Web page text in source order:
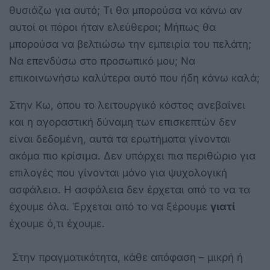
θυσιάζω για αυτό; Τι θα μπορούσα να κάνω αν
αυτοί οι πόροι ήταν ελεύθεροι; Μήπως θα
μπορούσα να βελτιώσω την εμπειρία του πελάτη;
Να επενδύσω στο προσωπικό μου; Να
επικοινωνήσω καλύτερα αυτό που ήδη κάνω καλά;
Στην Κω, όπου το λειτουργικό κόστος ανεβαίνει
και η αγοραστική δύναμη των επισκεπτών δεν
είναι δεδομένη, αυτά τα ερωτήματα γίνονται
ακόμα πιο κρίσιμα. Δεν υπάρχει πια περιθώριο για
επιλογές που γίνονται μόνο για ψυχολογική
ασφάλεια. Η ασφάλεια δεν έρχεται από το να τα
έχουμε όλα. Έρχεται από το να ξέρουμε γιατί
έχουμε ό,τι έχουμε.
Στην πραγματικότητα, κάθε απόφαση – μικρή ή